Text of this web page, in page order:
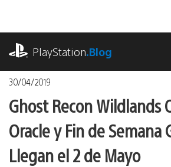
contenido
PlayStation.Blog
30/04/2019
Ghost Recon Wildlands
Oracle y Fin de Semana
Llegan el 2 de Mayo